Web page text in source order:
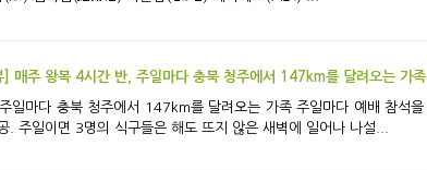
] 매주 왕복 4시간 반, 주일마다 충북 청주에서 147km를 달려오는 가족
. 주일이면 3명의 식구들은 해도 뜨지 않은 새벽에 일어나 나설...